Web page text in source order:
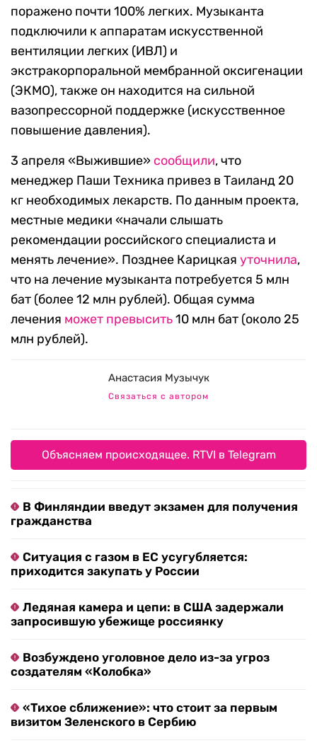
поражено почти 100% легких. Музыканта
подключили к аппаратам искусственной
вентиляции легких (ИВЛ) и
экстракорпоральной мембранной оксигенации
(ЭКМО), также он находится на сильной
вазопрессорной поддержке (искусственное
повышение давления).
3 апреля «Выжившие» сообщили, что
менеджер Паши Техника привез в Таиланд 20
кг необходимых лекарств. По данным проекта,
местные медики «начали слышать
рекомендации российского специалиста и
менять лечение». Позднее Карицкая уточнила,
что на лечение музыканта потребуется 5 млн
бат (более 12 млн рублей). Общая сумма
лечения может превысить10 млн бат (около 25
млн рублей).
Анастасия Музычук
Связаться с автором
Объясняем происходящее. RTVI в Telegram
В Финляндии введут экзамен для получения
гражданства
Ситуация с газом в ЕС усугубляется:
приходится закупать у России
Ледяная камера и цепи: в США задержали
запросившую убежище россиянку
Возбуждено уголовное дело из-за угроз
создателям «Колобка»
«Тихое сближение»: что стоит за первым
визитом Зеленского в Сербию